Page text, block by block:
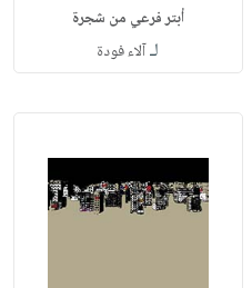
أبتر فرعي من شجرة
لـآلاء فودة